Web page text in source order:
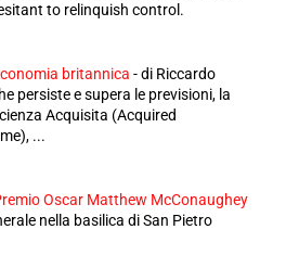
to relinquish control.
britannica -di Riccardo
persiste e supera le previsioni, la
Acquisita (Acquired
...
Oscar Matthew McConaughey
nella basilica di San Pietro